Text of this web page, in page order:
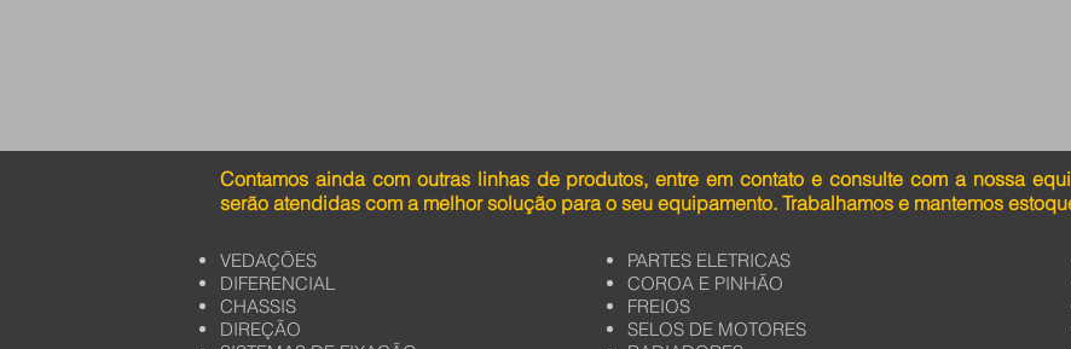
Contamos ainda com outras linhas de produtos, entre em contato e consulte com a nossa
serão atendidas com a melhor solução para o seu equipamento. Trabalhamos e mantemos
VEDAÇÕES
DIFERENCIAL
CHASSIS
DIREÇÃO
PARTES ELETRICAS
COROA E PINHÃO
FREIOS
SELOS DE MOTORES